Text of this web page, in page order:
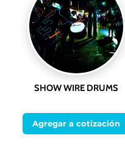
SHOW WIRE DRUMS
Agregar a cotización